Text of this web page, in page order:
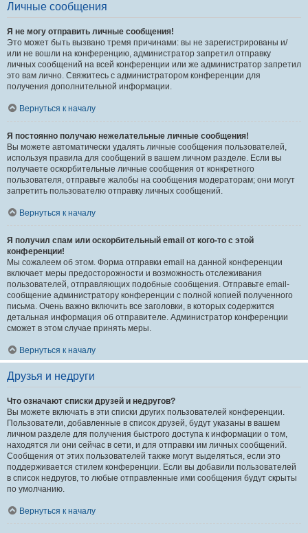
Личные сообщения
Я не могу отправить личные сообщения!
Это может быть вызвано тремя причинами: вы не зарегистрированы и/
или не вошли на конференцию, администратор запретил отправку
личных сообщений на всей конференции или же администратор запретил
это вам лично. Свяжитесь с администратором конференции для
получения дополнительной информации.
Вернуться к началу
Я постоянно получаю нежелательные личные сообщения!
Вы можете автоматически удалять личные сообщения пользователей,
используя правила для сообщений в вашем личном разделе. Если вы
получаете оскорбительные личные сообщения от конкретного
пользователя, отправьте жалобы на сообщения модераторам; они могут
запретить пользователю отправку личных сообщений.
Вернуться к началу
Я получил спам или оскорбительный email от кого-то с этой
конференции!
Мы сожалеем об этом. Форма отправки email на данной конференции
включает меры предосторожности и возможность отслеживания
пользователей, отправляющих подобные сообщения. Отправьте email-
сообщение администратору конференции с полной копией полученного
письма. Очень важно включить все заголовки, в которых содержится
детальная информация об отправителе. Администратор конференции
сможет в этом случае принять меры.
Вернуться к началу
Друзья и недруги
Что означают списки друзей и недругов?
Вы можете включать в эти списки других пользователей конференции.
Пользователи, добавленные в список друзей, будут указаны в вашем
личном разделе для получения быстрого доступа к информации о том,
находятся ли они сейчас в сети, и для отправки им личных сообщений.
Сообщения от этих пользователей также могут выделяться, если это
поддерживается стилем конференции. Если вы добавили пользователей
в список недругов, то любые отправленные ими сообщения будут скрыты
по умолчанию.
Вернуться к началу